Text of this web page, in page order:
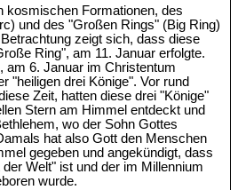
kosmischen Formationen, des
und des "Großen Rings" (Big Ring)
zeigt sich, dass diese
Ring", am 11. Januar erfolgte.
am 6. Januar im Christentum
"heiligen drei Könige". Vor rund
Zeit, hatten diese drei "Könige"
Stern am Himmel entdeckt und
wo der Sohn Gottes
hat also Gott den Menschen
gegeben und angekündigt, dass
Welt" ist und der im Millennium
wurde.